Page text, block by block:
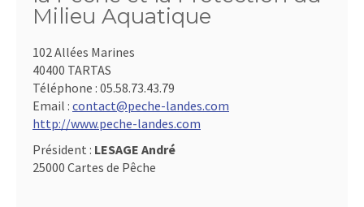
Milieu Aquatique
102 Allées Marines
40400 TARTAS
Téléphone : 05.58.73.43.79
Email : contact@peche-landes.com
http://www.peche-landes.com
Président : LESAGE André
25000 Cartes de Pêche